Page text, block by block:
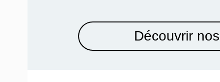
Découvrir